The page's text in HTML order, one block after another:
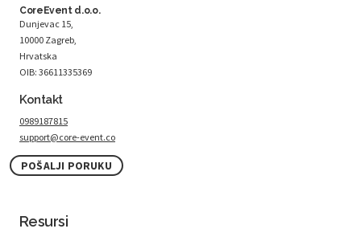
CoreEvent d.o.o.
Dunjevac 15,
10000 Zagreb,
Hrvatska
OIB: 36611335369
Kontakt
0989187815
support@core-event.co
POŠALJI PORUKU
Resursi